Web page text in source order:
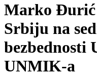
Marko
Srbiju na
bezbednosti
UNMIK-a